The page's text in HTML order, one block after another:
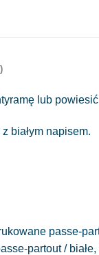
lub
białym napisem.
passe-
partout /